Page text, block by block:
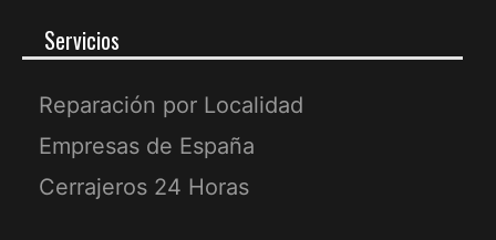
Servicios
Reparación por Localidad
Empresas de España
Cerrajeros 24 Horas